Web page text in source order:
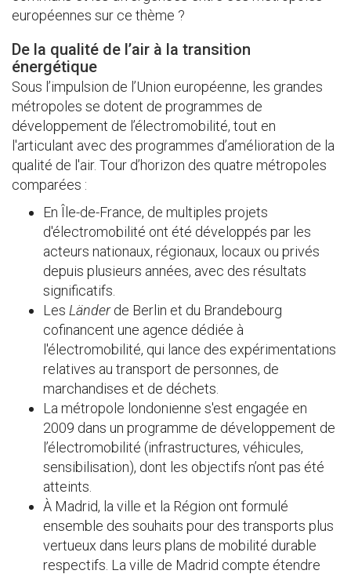
européennes sur ce thème ?
De la qualité de l’air à la transition
énergétique
Sous l’impulsion de l’Union européenne, les grandes
métropoles se dotent de programmes de
développement de l’électromobilité, tout en
l'articulant avec des programmes d’amélioration de la
qualité de l'air. Tour d’horizon des quatre métropoles
comparées :
En Île-de-France, de multiples projets
d'électromobilité ont été développés par les
acteurs nationaux, régionaux, locaux ou privés
depuis plusieurs années, avec des résultats
significatifs.
Les Länderde Berlin et du Brandebourg
cofinancent une agence dédiée à
l'électromobilité, qui lance des expérimentations
relatives au transport de personnes, de
marchandises et de déchets.
La métropole londonienne s'est engagée en
2009 dans un programme de développement de
l’électromobilité (infrastructures, véhicules,
sensibilisation), dont les objectifs n’ont pas été
atteints.
À Madrid, la ville et la Région ont formulé
ensemble des souhaits pour des transports plus
vertueux dans leurs plans de mobilité durable
respectifs. La ville de Madrid compte étendre